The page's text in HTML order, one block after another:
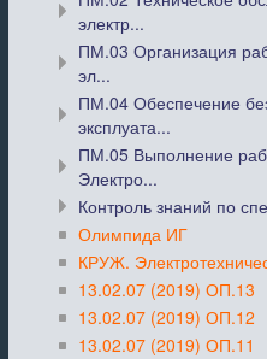
электр...
ПМ.03 Организация
эл...
ПМ.04 Обеспечение
эксплуата...
ПМ.05 Выполнение
Электро...
Контроль знаний по
Олимпида ИГ
КРУЖ.
13.02.07 (2019) ОП.13
13.02.07 (2019) ОП.12
13.02.07 (2019) ОП.11